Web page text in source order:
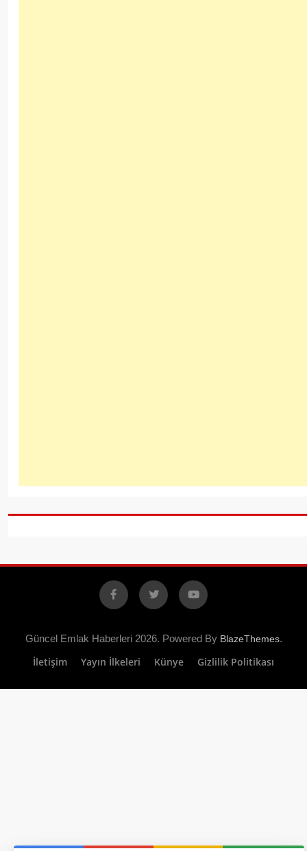
Facebook
X YouTube
Güncel Emlak Haberleri 2026. Powered By BlazeThemes.
İletişim Yayın İlkeleri Künye Gizlilik Politikası